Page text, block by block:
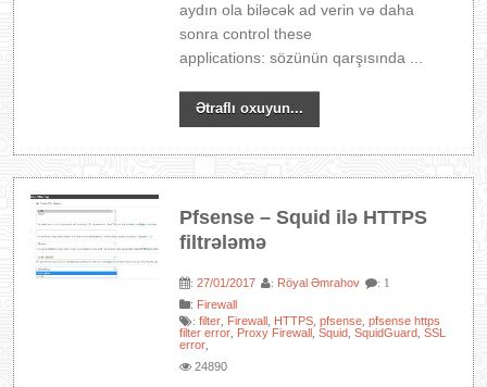
aydın ola biləcək ad verin və daha
sonra control these
applications: sözünün qarşısında ...
Ətraflı oxuyun...
Pfsense – Squid ilə HTTPS
filtrələmə
:27/01/2017 : Röyal Əmrahov : 1
: Firewall
:filter Firewall HTTPS ,pfsense ,pfsense https
filter error Proxy Firewall ,Squid ,SquidGuard ,SSL
error
24890